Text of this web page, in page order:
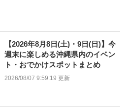
【2026年8月8日(土)・9日(日)】今
週末に楽しめる沖縄県内のイベン
ト・おでかけスポットまとめ
2026/08/07 9:59:19 更新